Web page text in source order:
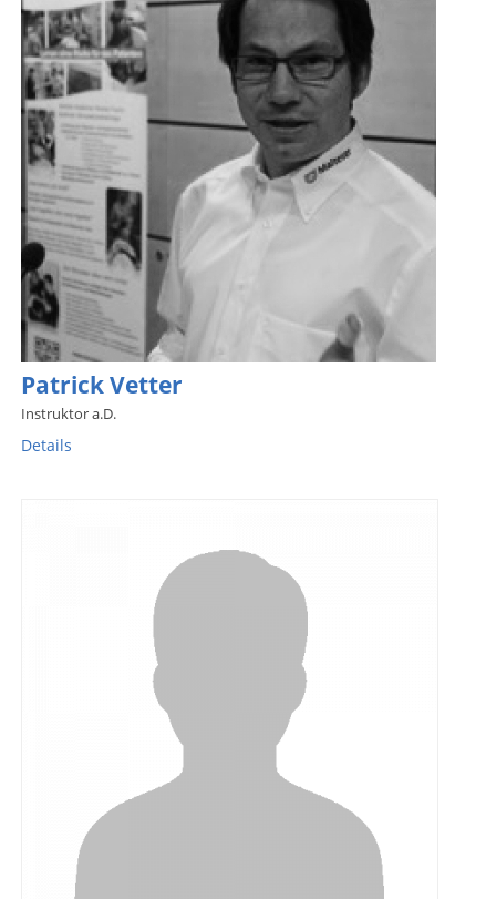
Patrick Vetter
Instruktor a.D.
Details